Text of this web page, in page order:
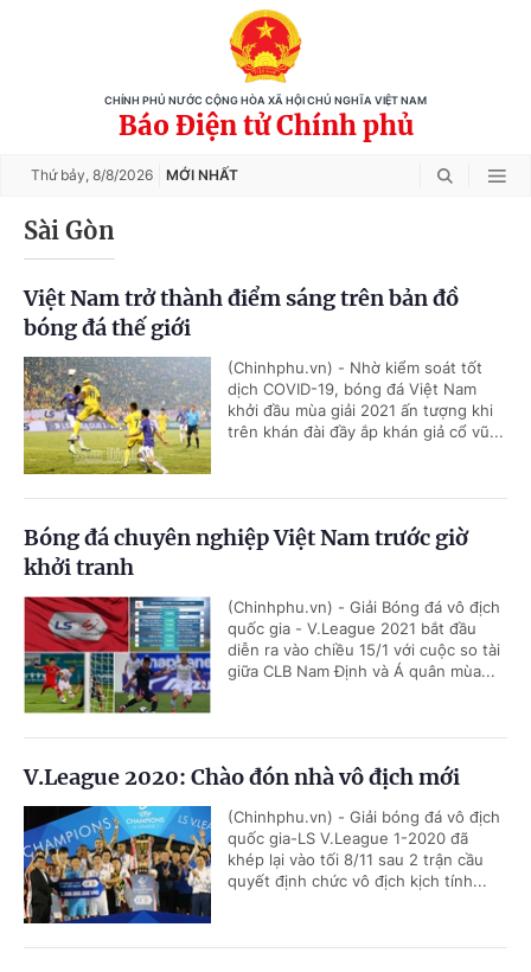
CHÍNH PHỦ NƯỚC CỘNG HÒA XÃ HỘI CHỦ NGHĨA VIỆT NAM
Báo Điện tử Chính phủ
Thứ bảy, 8/8/2026 MỚI NHẤT
Sài Gòn
Việt Nam trở thành điểm sáng trên bản đồ
bóng đá thế giới
(Chinhphu.vn) - Nhờ kiểm soát tốt
dịch COVID-19, bóng đá Việt Nam
khởi đầu mùa giải 2021 ấn tượng khi
trên khán đài đầy ắp khán giả cổ vũ...
Bóng đá chuyên nghiệp Việt Nam trước giờ
khởi tranh
(Chinhphu.vn) - Giải Bóng đá vô địch
quốc gia - V.League 2021 bắt đầu
diễn ra vào chiều 15/1 với cuộc so tài
giữa CLB Nam Định và Á quân mùa...
V.League 2020: Chào đón nhà vô địch mới
(Chinhphu.vn) - Giải bóng đá vô địch
quốc gia-LS V.League 1-2020 đã
khép lại vào tối 8/11 sau 2 trận cầu
quyết định chức vô địch kịch tính...